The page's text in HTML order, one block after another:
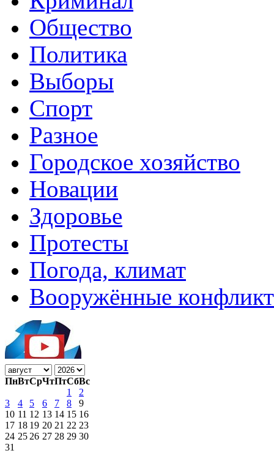
Общество
Политика
Выборы
Спорт
Разное
Городское хозяйство
Новации
Здоровье
Протесты
Погода, климат
Вооружённые
ПнВтСрЧтПтСбВс
1
2
3
4 5 6 7 8
9
10 11 12 13 14 15 16
17 18 19 20 21 22 23
24 25 26 27 28 29 30
31